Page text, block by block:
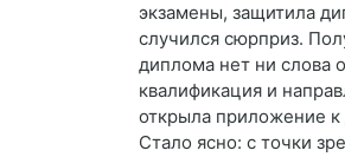
экзамены, защитила
случился сюрприз.
диплома нет ни слова
квалификация и
открыла приложение
Стало ясно: с точки